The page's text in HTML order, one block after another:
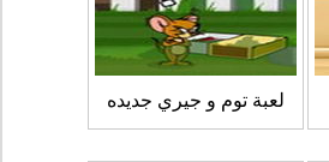
لعبة توم و جيري جديده